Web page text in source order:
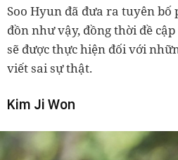
Soo Hyun đã đưa ra tuyên
đồn như vậy, đồng thời đề
sẽ được thực hiện đối với
viết sai sự thật.
Kim Ji Won